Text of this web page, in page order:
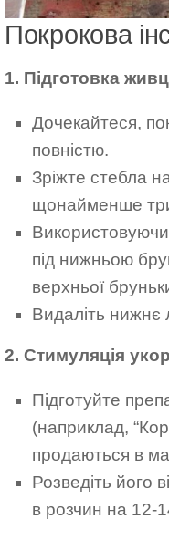
Покрокова
1. Підготовка
Дочекайтеся,
повністю.
Зріжте стебла
щонайменше
Використовуючи
під нижньою
верхньої
Видаліть нижнє
2. Стимуляція
Підготуйте
(наприклад,
продаються в
Розведіть його
в розчин на 12-